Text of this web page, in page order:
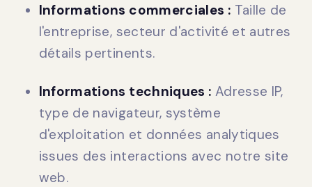
Informations commerciales : Taille de
l'entreprise, secteur d'activité et autres
détails pertinents.
Informations techniques : Adresse IP,
type de navigateur, système
d'exploitation et données analytiques
issues des interactions avec notre site
web.